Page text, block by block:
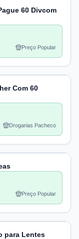
60 Divcom
Preço Popular
Com 60
Drogarias Pacheco
Preço Popular
para Lentes